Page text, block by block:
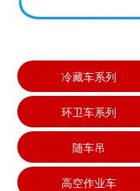
冷藏车系列
环卫车系列
随车吊
高空作业车